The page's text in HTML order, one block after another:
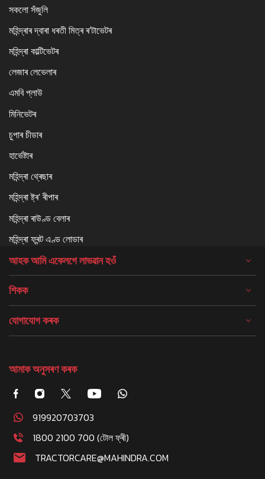
সকলো সঁজুলি
মহিন্দ্ৰাৰ দ্বাৰা ধৰতী মিত্ৰ ৰ'টাভেটৰ
মহিন্দ্ৰা কাল্টিভেটৰ
লেজাৰ লেভেলাৰ
এমবি প্লাউ
মিনিভেটৰ
চুপাৰ চীডাৰ
হাৰ্ভেষ্টাৰ
মহিন্দ্ৰা থ্ৰেছাৰ
মহিন্দ্ৰা ষ্ট্ৰ' ৰীপাৰ
মহিন্দ্ৰা ৰাউণ্ড বেলাৰ
মহিন্দ্ৰা ফ্ৰন্ট এণ্ড লোডাৰ
আহক আমি একেলগে লাভৱান হওঁ
শিকক
যোগাযোগ কৰক
আমাক অনুসৰণ কৰক
919920703703
1800 2100 700 (টোল ফ্ৰী)
TRACTORCARE@MAHINDRA.COM